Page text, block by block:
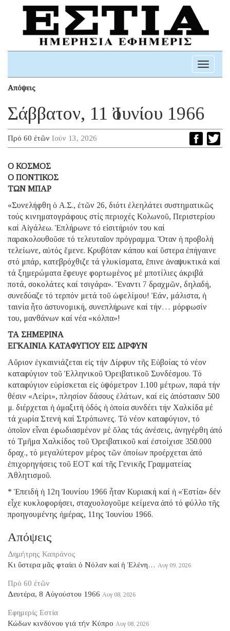
Toggle
Απόψεις
Σάββατον, 11 Ἰουνίου 1966
Πρό 60 ἐτῶν Ιούν 13, 2026
O ΚΟΣΜΟΣ
O ΠΟΝΤΙΚΟΣ
ΤΩΝ ΜΠΑΡ
«Συνελήφθη ὁ Α.Σ., ἐτῶν 26, διότι ἐλεηλάτει συστηματικῶς
τούς κινηματογράφους στίς περιοχές Κολωνοῦ, Περιστερίου
καί Αἰγάλεω. Ἐπλήρωνε τό εἰσιτήριόν του καί
παρακολουθοῦσε τό τελευταῖον πρόγραμμα. Ὅταν ἡ προβολή
τελείωνε, αὐτός ἔμενε. Κρυβόταν κάπου καί ὕστερα ἐπήγαινε
στό μπάρ, κατεβρόχθιζε τά γλυκίσματα, ἔπινε ἀναψυκτικά καί
τά ξημερώματα ἔφευγε φορτωμένος μέ μποτίλιες ἀκριβά
ποτά, σοκολάτες καί τσιγάρα». Ἔναντι 7 δραχμῶν, δηλαδή,
συνεδύαζε τό τερπόν μετά τοῦ ὠφελίμου! Ἐάν, μάλιστα, ἡ
ταινία ἦτο ἀστυνομική, συνεπλήρωνε καί τήν… μόρφωσίν
του, μανθάνων καί νέα «κόλπα»!
ΤΑ ΣΗΜΕΡΙΝΑ
ΕΓΚΑΙΝΙΑ ΚΑΤΑΦΥΓΙΟΥ ΕΙΣ ΔΙΡΦΥΝ
Αὔριον ἐγκαινιάζεται εἰς τήν Δίρφυν τῆς Εὐβοίας τό νέον
καταφύγιον τοῦ Ἑλληνικοῦ Ὀρειβατικοῦ Συνδέσμου. Τό
καταφύγιον εὑρίσκεται εἰς ὑψόμετρον 1.100 μέτρων, παρά τήν
θέσιν «Λείρι», πλησίον δάσους ἐλάτων, καί εἰς ἀπόστασιν 500
μ. διέρχεται ἡ ἀμαξιτή ὁδός ἡ ὁποία συνδέει τήν Χαλκίδα μέ
τά χωρία Στενή καί Στρόπωνες. Τό νέον καταφύγιον, τό
ὁποῖον εἶναι ἐφωδιασμένον μέ ὅλας τάς ἀνέσεις, ἀνηγέρθη ἀπό
τό Τμῆμα Χαλκίδος τοῦ Ὀρειβατικοῦ καί ἐστοίχισε 350.000
δραχ., τό μεγαλύτερον μέρος τῶν ὁποίων προέρχεται ἀπό
ἐπιχορηγήσεις τοῦ ΕΟΤ καί τῆς Γενικῆς Γραμματείας
Ἀθλητισμοῦ.
* Ἐπειδή ἡ 12η Ἰουνίου 1966 ἦταν Κυριακή καί ἡ «Ἑστία» δέν
εἶχε κυκλοφορήσει, σταχυολογοῦμε κείμενα ἀπό τό φύλλο τῆς
προηγουμένης ἡμέρας, 11ης Ἰουνίου 1966.
Απόψεις
Δημήτρης Καπράνος
Κι ὕστερα μᾶς φταίει ὁ Νόλαν καί ἡ Ἑλένη… Αυγ 09, 2026
Πρό 60 ἐτῶν
Δευτέρα, 8 Αὐγούστου 1966 Αυγ 08, 2026
Εφημερίς Εστία
Κώδων κινδύνου γιά τήν Κύπρο Αυγ 08, 2026